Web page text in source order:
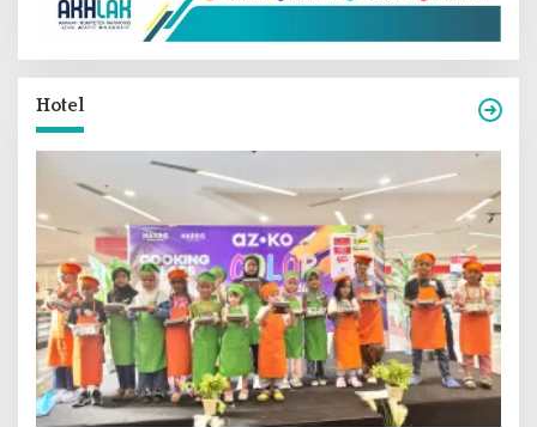
Hotel